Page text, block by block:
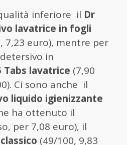
inferiore il Dr
lavatrice in fogli
7,23 euro), mentre per
in
Tabs lavatrice (7,90
Ci sono anche il
liquido igienizzante
ha ottenuto il
per 7,08 euro), il
(49/100, 9,83